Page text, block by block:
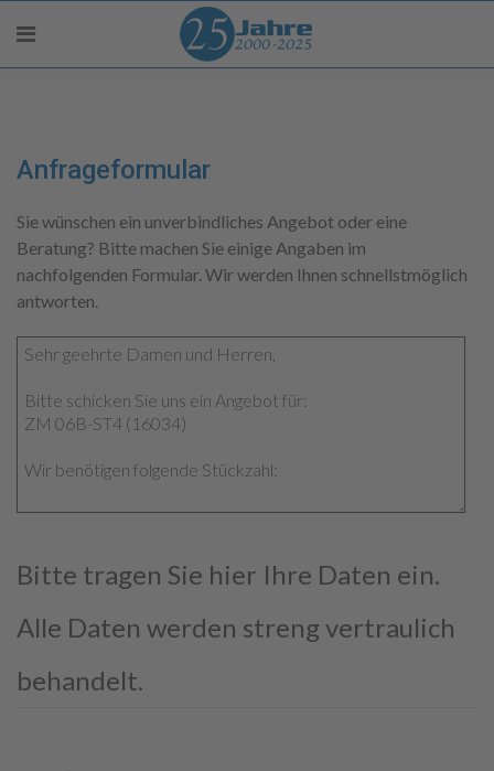
Anfrageformular
Sie wünschen ein unverbindliches Angebot oder eine
Beratung? Bitte machen Sie einige Angaben im
nachfolgenden Formular. Wir werden Ihnen schnellstmöglich
antworten.
Bitte tragen Sie hier Ihre Daten ein.
Alle Daten werden streng vertraulich
behandelt.